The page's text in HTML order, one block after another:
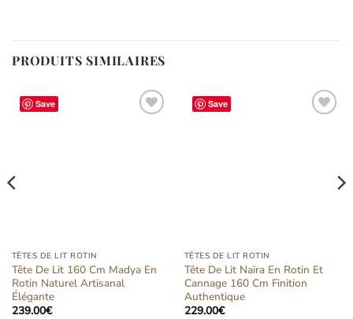
PRODUITS SIMILAIRES
Save
TÊTES DE LIT ROTIN
Tête De Lit 160 Cm Madya En
Rotin Naturel Artisanal
Élégante
239.00€
Save
TÊTES DE LIT ROTIN
Tête De Lit Naïra En Rotin Et
Cannage 160 Cm Finition
Authentique
229.00€